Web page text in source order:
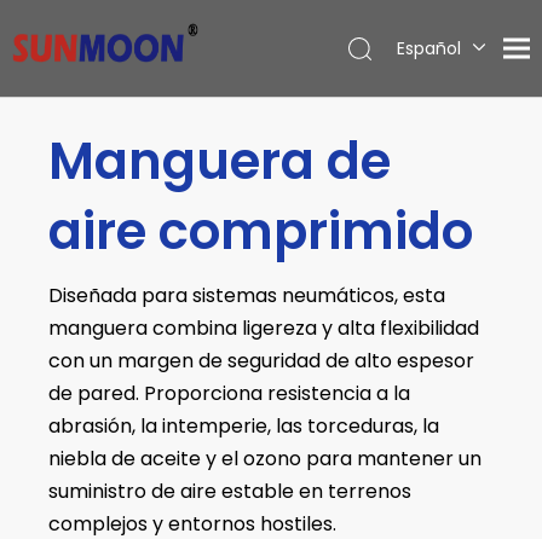
Español
Manguera de
aire comprimido
Diseñada para sistemas neumáticos, esta
manguera combina ligereza y alta flexibilidad
con un margen de seguridad de alto espesor
de pared. Proporciona resistencia a la
abrasión, la intemperie, las torceduras, la
niebla de aceite y el ozono para mantener un
suministro de aire estable en terrenos
complejos y entornos hostiles.